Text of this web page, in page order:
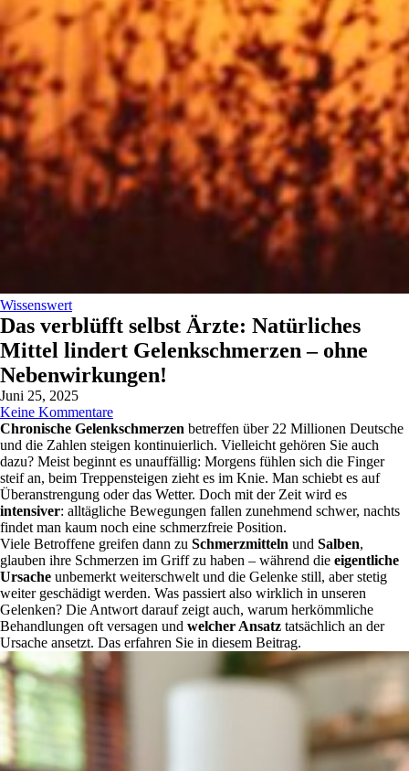
Wissenswert
Das verblüfft selbst Ärzte: Natürliches
Mittel lindert Gelenkschmerzen – ohne
Nebenwirkungen!
Juni 25, 2025
Keine Kommentare
Chronische Gelenkschmerzen betreffen über 22 Millionen Deutsche
und die Zahlen steigen kontinuierlich. Vielleicht gehören Sie auch
dazu? Meist beginnt es unauffällig: Morgens fühlen sich die Finger
steif an, beim Treppensteigen zieht es im Knie. Man schiebt es auf
Überanstrengung oder das Wetter. Doch mit der Zeit wird es
intensiver: alltägliche Bewegungen fallen zunehmend schwer, nachts
findet man kaum noch eine schmerzfreie Position.
Viele Betroffene greifen dann zu Schmerzmitteln und Salben,
glauben ihre Schmerzen im Griff zu haben – während die eigentliche
Ursache unbemerkt weiterschwelt und die Gelenke still, aber stetig
weiter geschädigt werden. Was passiert also wirklich in unseren
Gelenken? Die Antwort darauf zeigt auch, warum herkömmliche
Behandlungen oft versagen und welcher Ansatz tatsächlich an der
Ursache ansetzt. Das erfahren Sie in diesem Beitrag.